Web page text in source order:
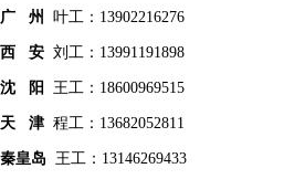
广 州 叶工：13902216276
西 安 刘工：13991191898
沈 阳 王工：18600969515
天 津 程工：13682052811
秦皇岛 王工：13146269433